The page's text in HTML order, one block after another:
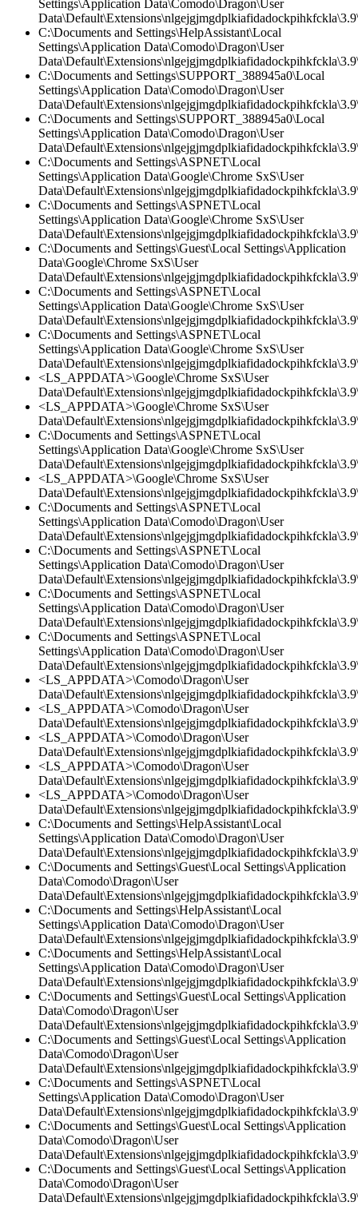
Settings\Application Data\Comodo\Dragon\User
C:\Documents and Settings\HelpAssistant\Local
Settings\Application Data\Comodo\Dragon\User
C:\Documents and Settings\SUPPORT_388945a0\Local
Settings\Application Data\Comodo\Dragon\User
C:\Documents and Settings\SUPPORT_388945a0\Local
Settings\Application Data\Comodo\Dragon\User
C:\Documents and Settings\ASPNET\Local
Settings\Application Data\Google\Chrome SxS\User
C:\Documents and Settings\ASPNET\Local
Settings\Application Data\Google\Chrome SxS\User
C:\Documents and Settings\Guest\Local Settings\Application
Data\Google\Chrome SxS\User
C:\Documents and Settings\ASPNET\Local
Settings\Application Data\Google\Chrome SxS\User
C:\Documents and Settings\ASPNET\Local
Settings\Application Data\Google\Chrome SxS\User
<LS_APPDATA>\Google\Chrome SxS\User
<LS_APPDATA>\Google\Chrome SxS\User
C:\Documents and Settings\ASPNET\Local
Settings\Application Data\Google\Chrome SxS\User
<LS_APPDATA>\Google\Chrome SxS\User
C:\Documents and Settings\ASPNET\Local
Settings\Application Data\Comodo\Dragon\User
C:\Documents and Settings\ASPNET\Local
Settings\Application Data\Comodo\Dragon\User
C:\Documents and Settings\ASPNET\Local
Settings\Application Data\Comodo\Dragon\User
C:\Documents and Settings\ASPNET\Local
Settings\Application Data\Comodo\Dragon\User
<LS_APPDATA>\Comodo\Dragon\User
<LS_APPDATA>\Comodo\Dragon\User
<LS_APPDATA>\Comodo\Dragon\User
<LS_APPDATA>\Comodo\Dragon\User
<LS_APPDATA>\Comodo\Dragon\User
C:\Documents and Settings\HelpAssistant\Local
Settings\Application Data\Comodo\Dragon\User
C:\Documents and Settings\Guest\Local Settings\Application
Data\Comodo\Dragon\User
C:\Documents and Settings\HelpAssistant\Local
Settings\Application Data\Comodo\Dragon\User
C:\Documents and Settings\HelpAssistant\Local
Settings\Application Data\Comodo\Dragon\User
C:\Documents and Settings\Guest\Local Settings\Application
Data\Comodo\Dragon\User
C:\Documents and Settings\Guest\Local Settings\Application
Data\Comodo\Dragon\User
C:\Documents and Settings\ASPNET\Local
Settings\Application Data\Comodo\Dragon\User
C:\Documents and Settings\Guest\Local Settings\Application
Data\Comodo\Dragon\User
C:\Documents and Settings\Guest\Local Settings\Application
Data\Comodo\Dragon\User